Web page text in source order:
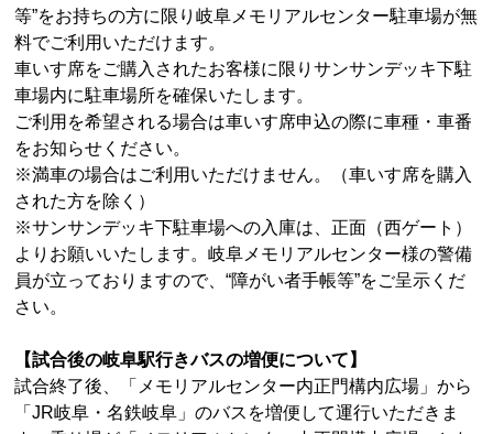
等”をお持ちの方に限り岐阜メモリアルセンター駐車場が無
料でご利用いただけます。
車いす席をご購入されたお客様に限りサンサンデッキ下駐
車場内に駐車場所を確保いたします。
ご利用を希望される場合は車いす席申込の際に車種・車番
をお知らせください。
※満車の場合はご利用いただけません。（車いす席を購入
された方を除く）
※サンサンデッキ下駐車場への入庫は、正面（西ゲート）
よりお願いいたします。岐阜メモリアルセンター様の警備
員が立っておりますので、“障がい者手帳等”をご呈示くだ
さい。
【試合後の岐阜駅行きバスの増便について】
試合終了後、「メモリアルセンター内正門構内広場」から
「JR岐阜・名鉄岐阜」のバスを増便して運行いただきま